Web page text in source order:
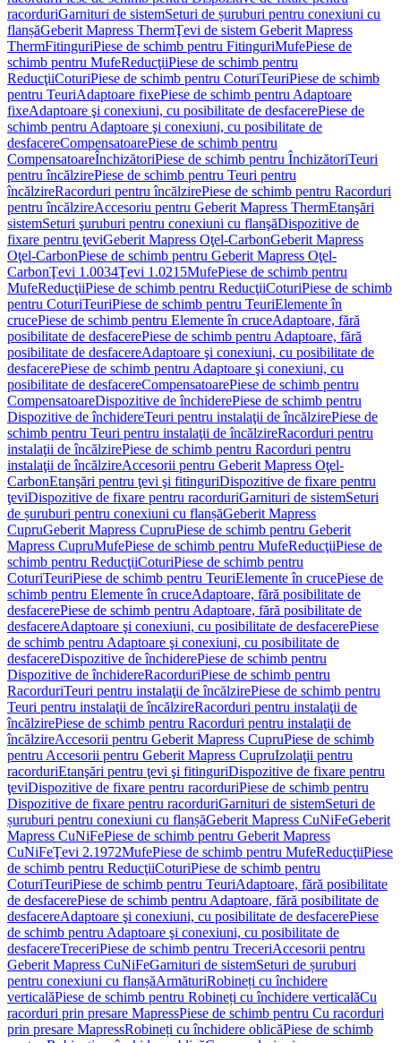
racorduriGarnituri de sistemSeturi de șuruburi pentru conexiuni cu
flanșăGeberit Mapress ThermŢevi de sistem Geberit Mapress
ThermFitinguriPiese de schimb pentru FitinguriMufePiese de
schimb pentru MufeReducţiiPiese de schimb pentru
ReducţiiCoturiPiese de schimb pentru CoturiTeuriPiese de schimb
pentru TeuriAdaptoare fixePiese de schimb pentru Adaptoare
fixeAdaptoare şi conexiuni, cu posibilitate de desfacerePiese de
schimb pentru Adaptoare şi conexiuni, cu posibilitate de
desfacereCompensatoarePiese de schimb pentru
CompensatoareÎnchizătoriPiese de schimb pentru ÎnchizătoriTeuri
pentru încălzirePiese de schimb pentru Teuri pentru
încălzireRacorduri pentru încălzirePiese de schimb pentru Racorduri
pentru încălzireAccesoriu pentru Geberit Mapress ThermEtanşări
sistemSeturi şuruburi pentru conexiuni cu flanşăDispozitive de
fixare pentru ţeviGeberit Mapress Oţel-CarbonGeberit Mapress
Oţel-CarbonPiese de schimb pentru Geberit Mapress Oţel-
CarbonŢevi 1.0034Ţevi 1.0215MufePiese de schimb pentru
MufeReducţiiPiese de schimb pentru ReducţiiCoturiPiese de schimb
pentru CoturiTeuriPiese de schimb pentru TeuriElemente în
crucePiese de schimb pentru Elemente în cruceAdaptoare, fără
posibilitate de desfacerePiese de schimb pentru Adaptoare, fără
posibilitate de desfacereAdaptoare şi conexiuni, cu posibilitate de
desfacerePiese de schimb pentru Adaptoare şi conexiuni, cu
posibilitate de desfacereCompensatoarePiese de schimb pentru
CompensatoareDispozitive de închiderePiese de schimb pentru
Dispozitive de închidereTeuri pentru instalaţii de încălzirePiese de
schimb pentru Teuri pentru instalaţii de încălzireRacorduri pentru
instalaţii de încălzirePiese de schimb pentru Racorduri pentru
instalaţii de încălzireAccesorii pentru Geberit Mapress Oţel-
CarbonEtanşări pentru ţevi şi fitinguriDispozitive de fixare pentru
ţeviDispozitive de fixare pentru racorduriGarnituri de sistemSeturi
de șuruburi pentru conexiuni cu flanșăGeberit Mapress
CupruGeberit Mapress CupruPiese de schimb pentru Geberit
Mapress CupruMufePiese de schimb pentru MufeReducţiiPiese de
schimb pentru ReducţiiCoturiPiese de schimb pentru
CoturiTeuriPiese de schimb pentru TeuriElemente în crucePiese de
schimb pentru Elemente în cruceAdaptoare, fără posibilitate de
desfacerePiese de schimb pentru Adaptoare, fără posibilitate de
desfacereAdaptoare şi conexiuni, cu posibilitate de desfacerePiese
de schimb pentru Adaptoare şi conexiuni, cu posibilitate de
desfacereDispozitive de închiderePiese de schimb pentru
Dispozitive de închidereRacorduriPiese de schimb pentru
RacorduriTeuri pentru instalaţii de încălzirePiese de schimb pentru
Teuri pentru instalaţii de încălzireRacorduri pentru instalaţii de
încălzirePiese de schimb pentru Racorduri pentru instalaţii de
încălzireAccesorii pentru Geberit Mapress CupruPiese de schimb
pentru Accesorii pentru Geberit Mapress CupruIzolaţii pentru
racorduriEtanşări pentru ţevi şi fitinguriDispozitive de fixare pentru
ţeviDispozitive de fixare pentru racorduriPiese de schimb pentru
Dispozitive de fixare pentru racorduriGarnituri de sistemSeturi de
șuruburi pentru conexiuni cu flanșăGeberit Mapress CuNiFeGeberit
Mapress CuNiFePiese de schimb pentru Geberit Mapress
CuNiFeŢevi 2.1972MufePiese de schimb pentru MufeReducţiiPiese
de schimb pentru ReducţiiCoturiPiese de schimb pentru
CoturiTeuriPiese de schimb pentru TeuriAdaptoare, fără posibilitate
de desfacerePiese de schimb pentru Adaptoare, fără posibilitate de
desfacereAdaptoare şi conexiuni, cu posibilitate de desfacerePiese
de schimb pentru Adaptoare şi conexiuni, cu posibilitate de
desfacereTreceriPiese de schimb pentru TreceriAccesorii pentru
Geberit Mapress CuNiFeGarnituri de sistemSeturi de șuruburi
pentru conexiuni cu flanșăArmăturiRobineți cu închidere
verticalăPiese de schimb pentru Robineți cu închidere verticalăCu
racorduri prin presare MapressPiese de schimb pentru Cu racorduri
prin presare MapressRobineți cu închidere oblicăPiese de schimb